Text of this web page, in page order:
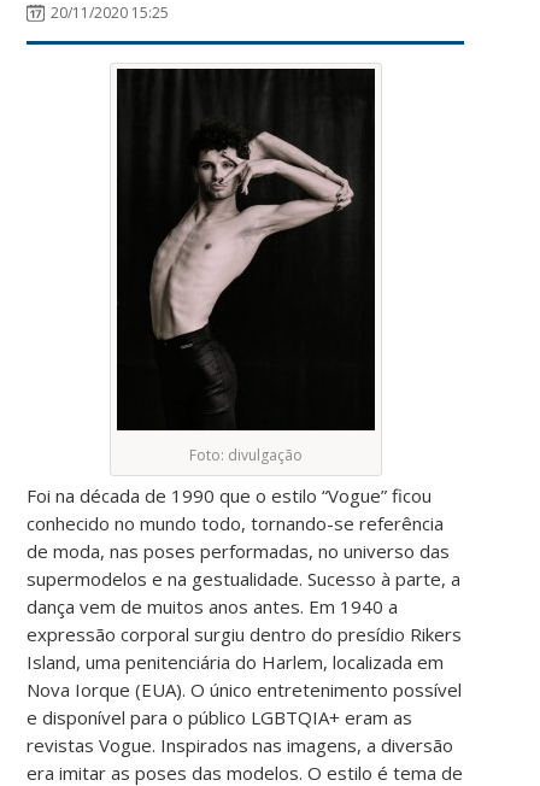
20/11/2020 15:25
Foto: divulgação
Foi na década de 1990 que o estilo “Vogue” ficou
conhecido no mundo todo, tornando-se referência
de moda, nas poses performadas, no universo das
supermodelos e na gestualidade. Sucesso à parte, a
dança vem de muitos anos antes. Em 1940 a
expressão corporal surgiu dentro do presídio Rikers
Island, uma penitenciária do Harlem, localizada em
Nova Iorque (EUA). O único entretenimento possível
e disponível para o público LGBTQIA+ eram as
revistas Vogue. Inspirados nas imagens, a diversão
era imitar as poses das modelos. O estilo é tema de